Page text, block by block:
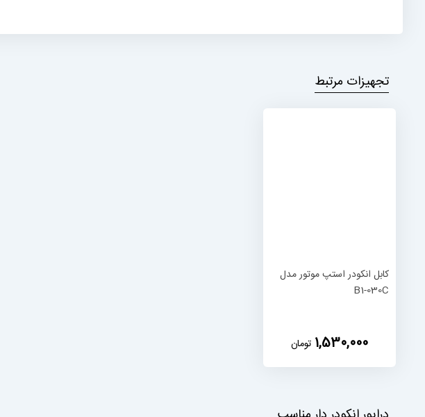
تجهیزات مرتبط
کابل انکودر استپ موتور مدل
B1-030C
‎1,530,000 تومان